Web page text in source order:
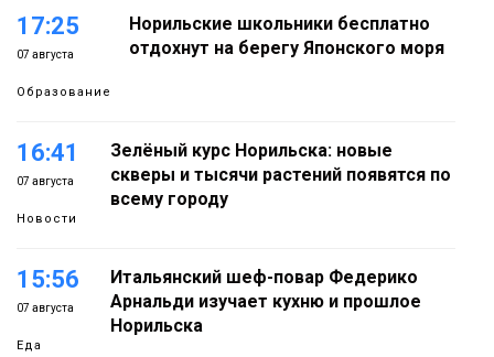
17:25
07 августа
Образование
Норильские школьники бесплатно
отдохнут на берегу Японского моря
16:41
07 августа
Новости
Зелёный курс Норильска: новые
скверы и тысячи растений появятся по
всему городу
15:56
07 августа
Еда
Итальянский шеф-повар Федерико
Арнальди изучает кухню и прошлое
Норильска